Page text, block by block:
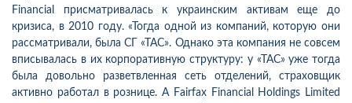
Financial присматривалась к украинским активам еще до
кризиса, в 2010 году. «Тогда одной из компаний, которую они
рассматривали, была СГ «ТАС». Однако эта компания не совсем
вписывалась в их корпоративную структуру: у «ТАС» уже тогда
была довольно разветвленная сеть отделений, страховщик
активно работал в рознице. А Fаirfax Financial Holdings Limited